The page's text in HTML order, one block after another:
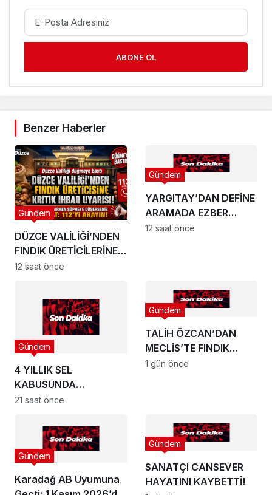
ABONE OL
Benzer Haberler
DÜZCE VALİLİĞİ’NDEN
FINDIK ÜRETİCİLERİNE
BÜYÜK UYARI
Gündem
12 saat önce
YARGITAY’DAN DEFİNE
ARAMADA EZBER
BOZAN KARAR!
Gündem
12 saat önce
4 YILLIK SEL
KABUSUNDA
BÜROKRASİ
MUHATAP BULAMIYOR!
Gündem
21 saat önce
TALİH ÖZCAN’DAN
MECLİS’TE FINDIK
FİYATI TEPKİSİ:
Gündem
1 gün önce
Karadağ AB Uyumuna
Gündem
SANATÇI CANSEVER
HAYATINI KAYBETTİ!
Gündem